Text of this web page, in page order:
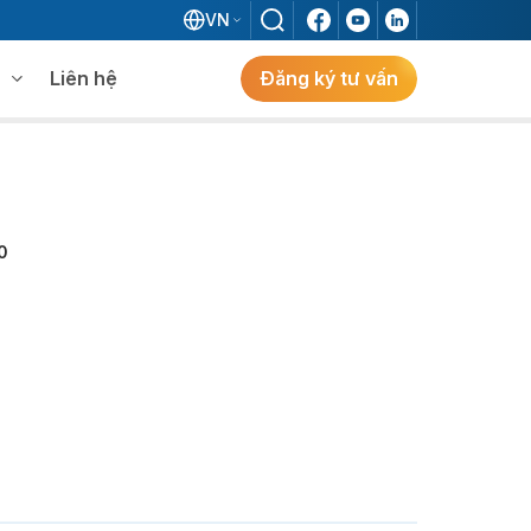
VN
Liên hệ Đăng ký tư vấn